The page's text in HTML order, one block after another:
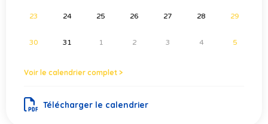
23 24 25 26 27 28 29
30 31 1 2 3 4 5
Voir le calendrier complet >
Télécharger le calendrier